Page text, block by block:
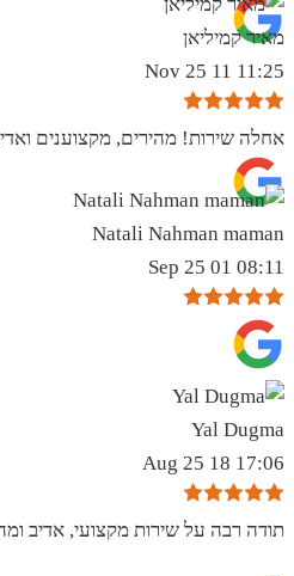
מאיר קמיליאן
11:25 11 Nov 25
אחלה שירות! מהירים, מקצוענים
Natali Nahman maman
08:11 01 Sep 25
Yal Dugma
17:06 18 Aug 25
תודה רבה על שירות מקצועי, אדיב